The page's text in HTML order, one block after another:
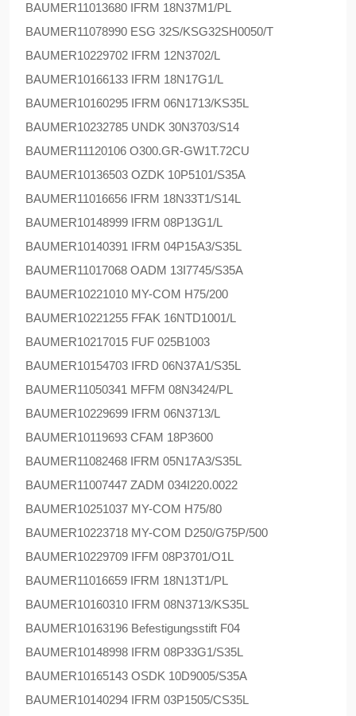
BAUMER11013680 IFRM 18N37M1/PL
BAUMER11078990 ESG 32S/KSG32SH0050/T
BAUMER10229702 IFRM 12N3702/L
BAUMER10166133 IFRM 18N17G1/L
BAUMER10160295 IFRM 06N1713/KS35L
BAUMER10232785 UNDK 30N3703/S14
BAUMER11120106 O300.GR-GW1T.72CU
BAUMER10136503 OZDK 10P5101/S35A
BAUMER11016656 IFRM 18N33T1/S14L
BAUMER10148999 IFRM 08P13G1/L
BAUMER10140391 IFRM 04P15A3/S35L
BAUMER11017068 OADM 13I7745/S35A
BAUMER10221010 MY-COM H75/200
BAUMER10221255 FFAK 16NTD1001/L
BAUMER10217015 FUF 025B1003
BAUMER10154703 IFRD 06N37A1/S35L
BAUMER11050341 MFFM 08N3424/PL
BAUMER10229699 IFRM 06N3713/L
BAUMER10119693 CFAM 18P3600
BAUMER11082468 IFRM 05N17A3/S35L
BAUMER11007447 ZADM 034I220.0022
BAUMER10251037 MY-COM H75/80
BAUMER10223718 MY-COM D250/G75P/500
BAUMER10229709 IFFM 08P3701/O1L
BAUMER11016659 IFRM 18N13T1/PL
BAUMER10160310 IFRM 08N3713/KS35L
BAUMER10163196 Befestigungsstift F04
BAUMER10148998 IFRM 08P33G1/S35L
BAUMER10165143 OSDK 10D9005/S35A
BAUMER10140294 IFRM 03P1505/CS35L